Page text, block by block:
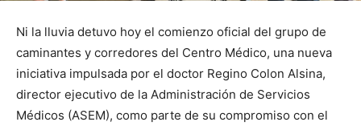
Ni la lluvia detuvo hoy el comienzo oficial del grupo de
caminantes y corredores del Centro Médico, una nueva
iniciativa impulsada por el doctor Regino Colon Alsina,
director ejecutivo de la Administración de Servicios
Médicos (ASEM), como parte de su compromiso con el